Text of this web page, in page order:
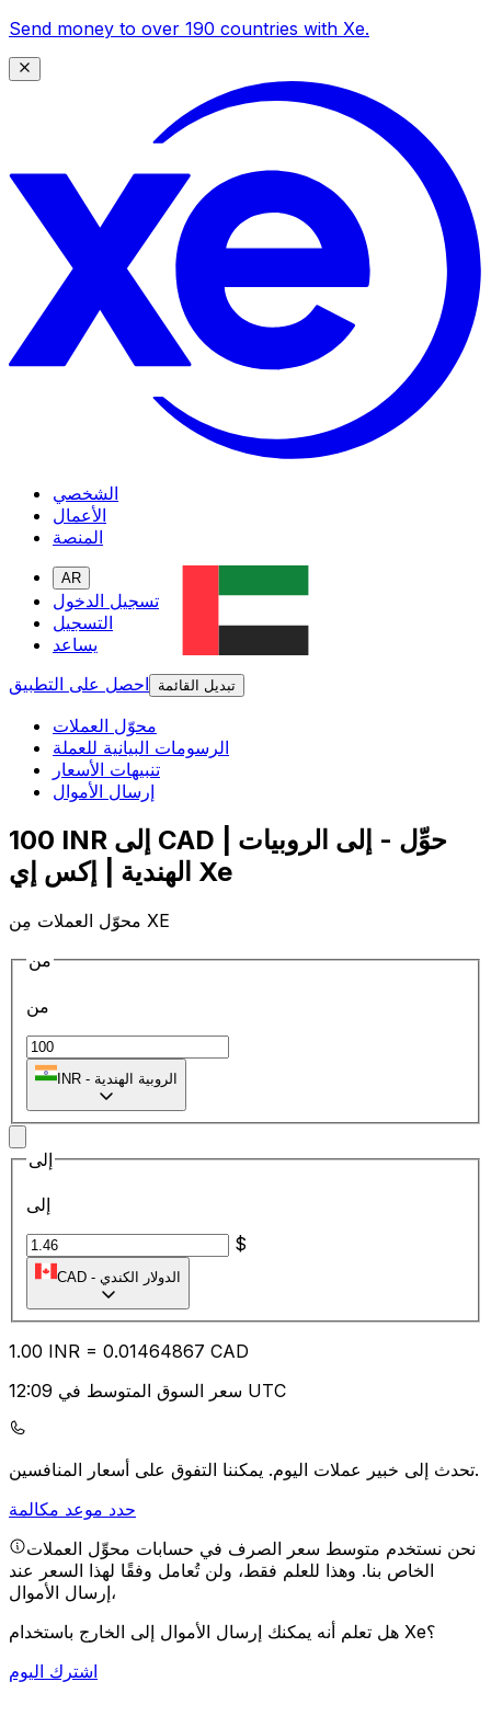
Send money to over 190 countries with Xe.
الشخصي
الأعمال
المنصة
AR
تسجيل الدخول
التسجيل
يساعد
احصل على التطبيق
تبديل القائمة
محوّل العملات
الرسومات البيانية للعملة
تنبيهات الأسعار
إرسال الأموال
100 INR إلى CAD | حوِّل - إلى الروبيات
الهندية | إكس إي Xe
محوّل العملات مِن XE
من
من
INR - الروبية الهندية
إلى
إلى
$
CAD - الدولار الكندي
1.00 INR = 0.01464867 CAD
سعر السوق المتوسط في 12:09 UTC
تحدث إلى خبير عملات اليوم.يمكننا التفوق على أسعار المنافسين.
حدد موعد مكالمة
نحن نستخدم متوسط سعر الصرف في حسابات محوِّل العملات
الخاص بنا. وهذا للعلم فقط، ولن تُعامل وفقًا لهذا السعر عند
إرسال الأموال،
هل تعلم أنه يمكنك إرسال الأموال إلى الخارج باستخدام Xe؟
اشترك اليوم